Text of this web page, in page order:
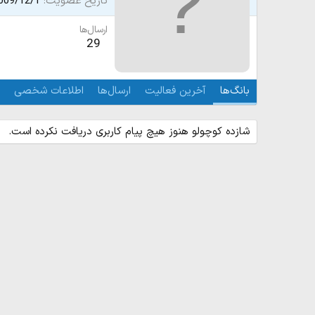
ارسال‌ها
29
بانگ‌ها آخرین فعالیت ارسال‌ها اطلاعات شخصی
شازده كوچولو هنوز هیچ پیام کاربری دریافت نکرده است.